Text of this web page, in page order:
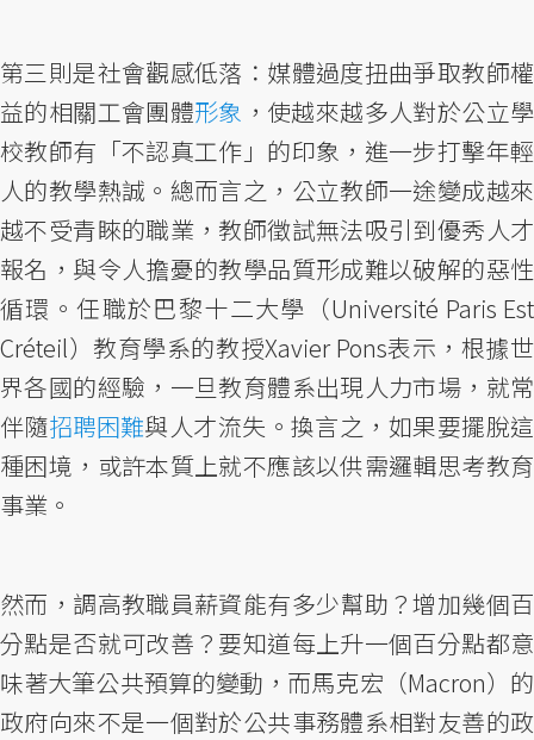
第三則是社會觀感低落：媒體過度扭曲爭取教師權
益的相關工會團體形象 ，使越來越多人對於公立學
校教師有「不認真工作」的印象，進一步打擊年輕
人的教學熱誠。總而言之，公立教師一途變成越來
越不受青睞的職業，教師徵試無法吸引到優秀人才
報名，與令人擔憂的教學品質形成難以破解的惡性
循環。任職於巴黎十二大學（Université Paris Est
Créteil）教育學系的教授Xavier Pons表示，根據世
界各國的經驗，一旦教育體系出現人力市場，就常
伴隨招聘困難與人才流失。換言之，如果要擺脫這
種困境，或許本質上就不應該以供需邏輯思考教育
事業。
然而，調高教職員薪資能有多少幫助？增加幾個百
分點是否就可改善？要知道每上升一個百分點都意
味著大筆公共預算的變動，而馬克宏（Macron）的
政府向來不是一個對於公共事務體系相對友善的政